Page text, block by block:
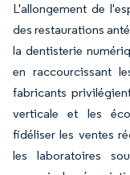
L'allongement de
des restaurations
la dentisterie
en raccourcissant
fabricants
verticale et les
fidéliser les ventes
les laboratoires